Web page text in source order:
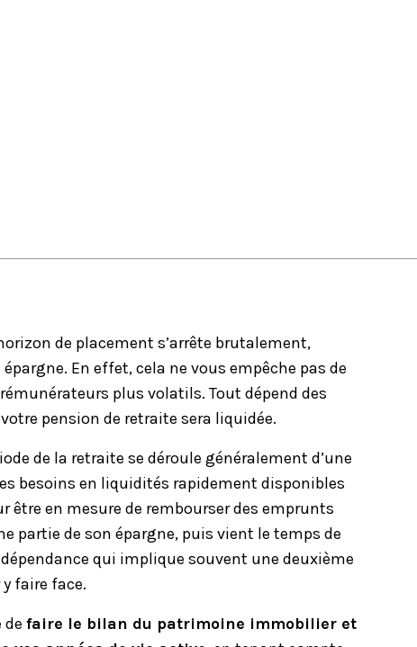
de placement s’arrête brutalement,
En effet, cela ne vous empêche pas de
plus volatils. Tout dépend des
pension de retraite sera liquidée.
de la retraite se déroule généralement d’une
besoins en liquidités rapidement disponibles
en mesure de rembourser des emprunts
partie de son épargne, puis vient le temps de
qui implique souvent une deuxième
faire face.
de faire le bilan du patrimoine immobilier et